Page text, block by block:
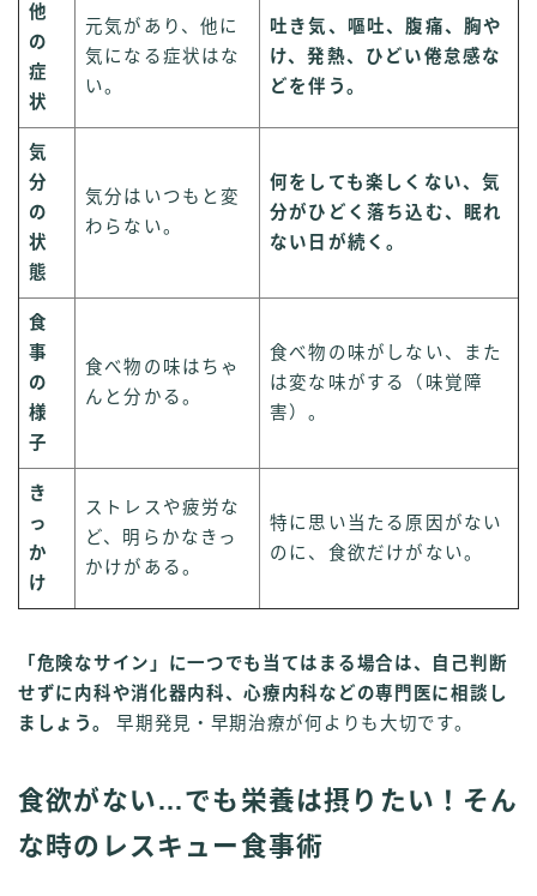
他
の
症
状
元気があり、他に
気になる症状はな
い。
吐き気、嘔吐、腹痛、胸や
け、発熱、ひどい倦怠感な
どを伴う。
気
分
の
状
態
気分はいつもと変
わらない。
何をしても楽しくない、気
分がひどく落ち込む、眠れ
ない日が続く。
食
事
の
様
子
食べ物の味はちゃ
んと分かる。
食べ物の味がしない、また
は変な味がする（味覚障
害）。
き
っ
か
け
ストレスや疲労な
ど、明らかなきっ
かけがある。
特に思い当たる原因がない
のに、食欲だけがない。
「危険なサイン」に一つでも当てはまる場合は、自己判断
せずに内科や消化器内科、心療内科などの専門医に相談し
ましょう。
早期発見・早期治療が何よりも大切です。
食欲がない…でも栄養は摂りたい！そん
な時のレスキュー食事術